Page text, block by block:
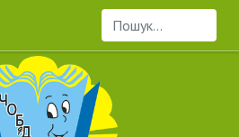
Пошук...